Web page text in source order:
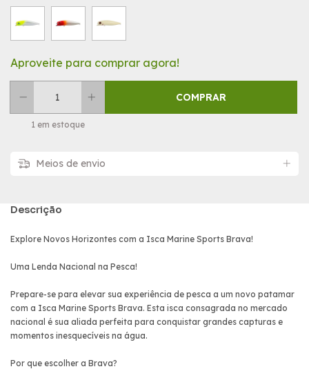
Aproveite para comprar agora!
1em estoque
Meios de envio
Descrição
Explore Novos Horizontes com a Isca Marine Sports Brava!
Uma Lenda Nacional na Pesca!
Prepare-se para elevar sua experiência de pesca a um novo patamar
com a Isca Marine Sports Brava. Esta isca consagrada no mercado
nacional é sua aliada perfeita para conquistar grandes capturas e
momentos inesquecíveis na água.
Por que escolher a Brava?